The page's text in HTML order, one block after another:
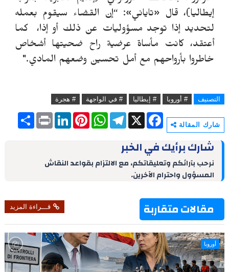
إيطاليا)، قال «تاياني»: “إن القضاء سيقوم بعمله
لتحديد إذا توجد مسؤوليات عن ذلك أو إذا، كما
أعتقد، كانت مأساة عرضية راح ضحيتها أشخاص
خاطروا بأرواحهم مع أمل تحسين وضعهم المادي."
التصنيف # أوروبا # إيطاليا # في الواجهة # هجرة
شارك المقالة
S
h
P
r
L
I
P
e
W
h
p
T
e
g
a
X
F
a
b
o
k
شارك برأيك في الخبر
نرحب بآرائكم وتعليقاتكم، مع الالتزام بقواعد النقاش
المسؤول واحترام الآخرين.
مقالات متقاربة قـــراءة المزيد
أوروبا